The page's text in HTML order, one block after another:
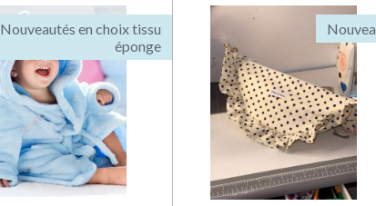
Nouveautés en choix tissu
éponge